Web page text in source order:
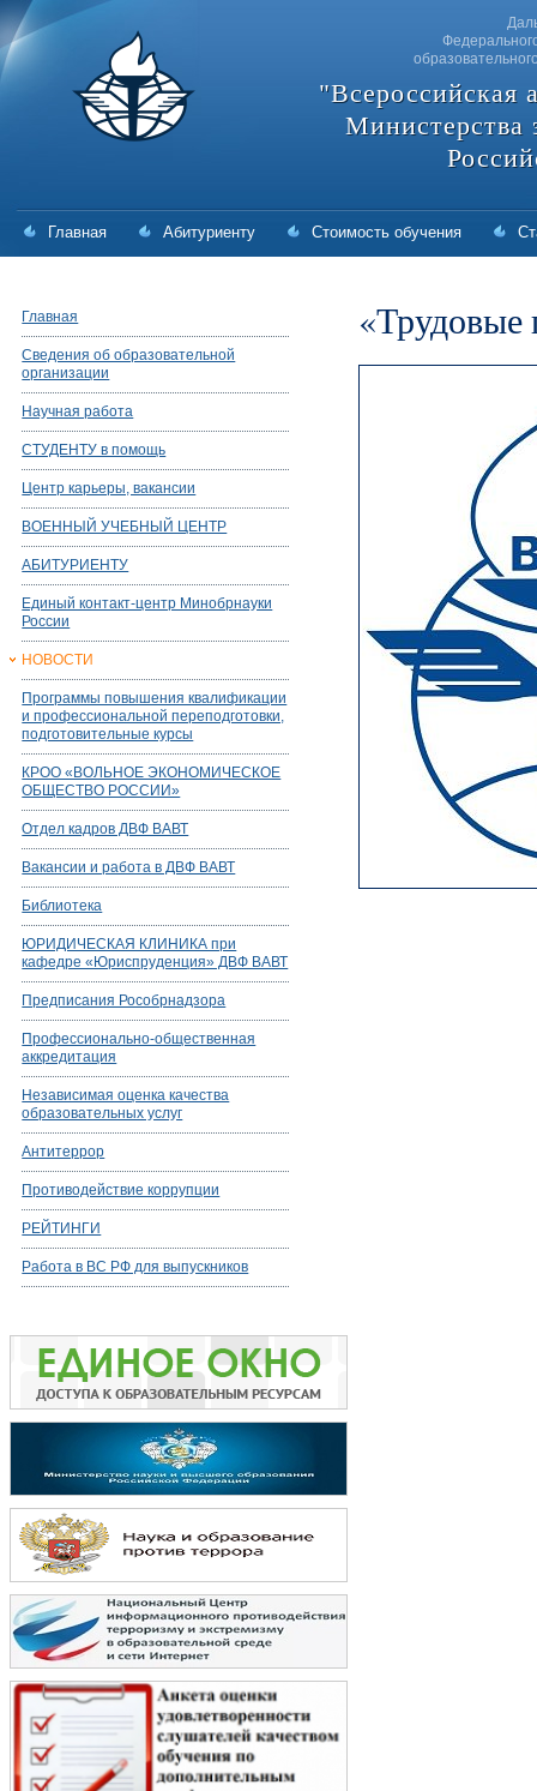
"Всероссийская
Министерства
Главная Абитуриенту Стоимость обучения
Главная
Сведения об образовательной
организации
Научная работа
СТУДЕНТУ в помощь
Центр карьеры, вакансии
ВОЕННЫЙ УЧЕБНЫЙ ЦЕНТР
АБИТУРИЕНТУ
Единый контакт-центр Минобрнауки
России
НОВОСТИ
Программы повышения квалификации
и профессиональной переподготовки,
подготовительные курсы
КРОО «ВОЛЬНОЕ ЭКОНОМИЧЕСКОЕ
ОБЩЕСТВО РОССИИ»
Отдел кадров ДВФ ВАВТ
Вакансии и работа в ДВФ ВАВТ
Библиотека
ЮРИДИЧЕСКАЯ КЛИНИКА при
кафедре «Юриспруденция» ДВФ ВАВТ
Предписания Рособрнадзора
Профессионально-общественная
аккредитация
Независимая оценка качества
образовательных услуг
Антитеррор
Противодействие коррупции
РЕЙТИНГИ
Работа в ВС РФ для выпускников